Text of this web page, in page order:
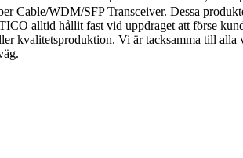
WDM/SFP Transceiver. Dessa
alltid hållit fast vid uppdraget att förse
kvalitetsproduktion. Vi är tacksamma till